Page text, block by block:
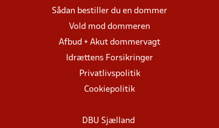
Sådan bestiller du en dommer
Vold mod dommeren
Afbud + Akut dommervagt
Idrættens Forsikringer
Privatlivspolitik
Cookiepolitik
DBU Sjælland